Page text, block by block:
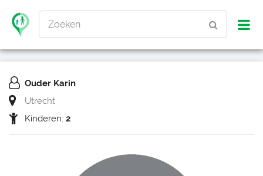
Zoeken
Ouder Karin
Utrecht
Kinderen: 2